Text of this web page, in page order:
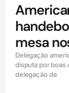
mesa
Delegação
disputa por boas
delegação de